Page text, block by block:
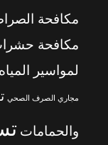
مكافحة
مكافحة
لمواسير المياه
مجاري الصرف الصحي
والحمامات